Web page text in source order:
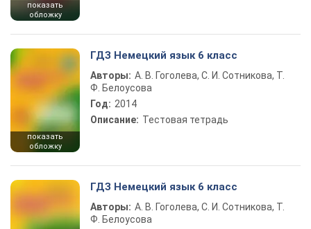
показать
обложку
показать
обложку
ГДЗ Немецкий язык 6 класс
Авторы: А. В. Гоголева, С. И. Сотникова, Т.
Ф. Белоусова
Год: 2014
Описание: Тестовая тетрадь
ГДЗ Немецкий язык 6 класс
Авторы: А. В. Гоголева, С. И. Сотникова, Т.
Ф. Белоусова